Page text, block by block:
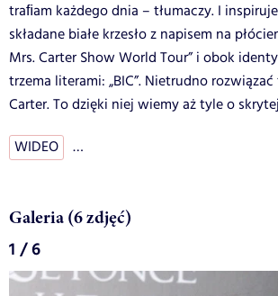
traﬁam każdego dnia – tłumaczy. I
składane białe krzesło z napisem na
Mrs. Carter Show World Tour” i obok
trzema literami: „BIC”. Nietrudno
Carter. To dzięki niej wiemy aż tyle o
WIDEO …
Galeria (6 zdjęć)
1 / 6